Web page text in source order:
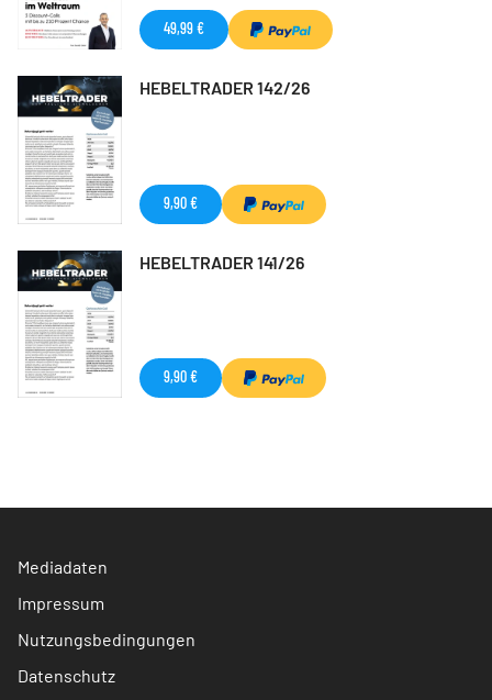
49,99 €
HEBELTRADER 142/26
9,90 €
HEBELTRADER 141/26
9,90 €
Mediadaten
Impressum
Nutzungsbedingungen
Datenschutz